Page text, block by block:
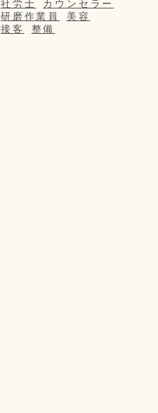
社労士
カウンセラー
研磨作業員
美容
接客
整備